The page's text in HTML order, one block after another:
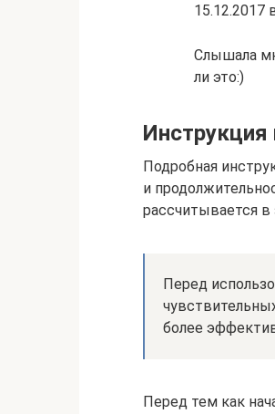
15.12.2017
Слышала
ли это:)
Подробная
и
рассчитывается в
Перед
более
Перед тем как